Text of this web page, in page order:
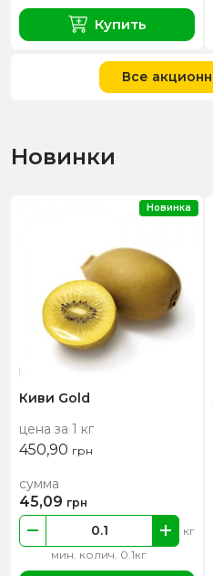
Купить
Все
Новинки
Киви Gold
цена за 1 кг
450,90 грн
мин. колич. 0.1кг
кг
сумма
45,09 грн
Новинка